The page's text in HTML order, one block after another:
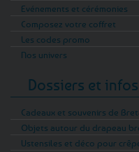
Evénements et cérémonies
Composez votre coffret
Les codes promo
Nos univers
Dossiers et infos
Cadeaux et souvenirs de
Objets autour du drapeau
Ustensiles et déco pour